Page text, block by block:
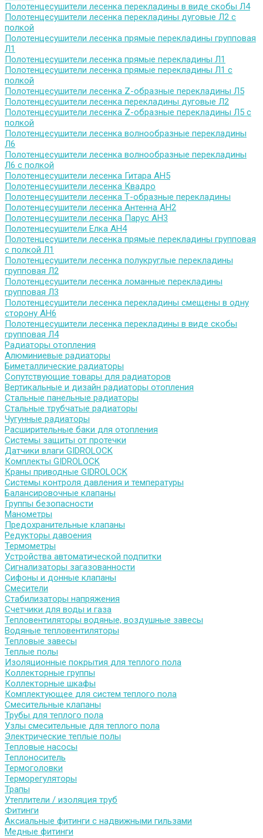
Полотенцесушители лесенка перекладины в виде скобы Л4
Полотенцесушители лесенка перекладины дуговые Л2 с
полкой
Полотенцесушители лесенка прямые перекладины групповая
Л1
Полотенцесушители лесенка прямые перекладины Л1
Полотенцесушители лесенка прямые перекладины Л1 с
полкой
Полотенцесушители лесенка Z-образные перекладины Л5
Полотенцесушители лесенка перекладины дуговые Л2
Полотенцесушители лесенка Z-образные перекладины Л5 с
полкой
Полотенцесушители лесенка волнообразные перекладины
Л6
Полотенцесушители лесенка волнообразные перекладины
Л6 с полкой
Полотенцесушители лесенка Гитара АН5
Полотенцесушители лесенка Квадро
Полотенцесушители лесенка Т-образные перекладины
Полотенцесушители лесенка Антенна АН2
Полотенцесушители лесенка Парус АН3
Полотенцесушители Елка АН4
Полотенцесушители лесенка прямые перекладины групповая
с полкой Л1
Полотенцесушители лесенка полукруглые перекладины
групповая Л2
Полотенцесушители лесенка ломанные перекладины
групповая Л3
Полотенцесушители лесенка перекладины смещены в одну
сторону АН6
Полотенцесушители лесенка перекладины в виде скобы
групповая Л4
Радиаторы отопления
Алюминиевые радиаторы
Биметаллические радиаторы
Сопутствующие товары для радиаторов
Вертикальные и дизайн радиаторы отопления
Стальные панельные радиаторы
Стальные трубчатые радиаторы
Чугунные радиаторы
Расширительные баки для отопления
Системы защиты от протечки
Датчики влаги GIDROLOCK
Комплекты GIDROLOCK
Краны приводные GIDROLOCK
Системы контроля давления и температуры
Балансировочные клапаны
Группы безопасности
Манометры
Предохранительные клапаны
Редукторы давоения
Термометры
Устройства автоматической подпитки
Сигнализаторы загазованности
Сифоны и донные клапаны
Смесители
Стабилизаторы напряжения
Счетчики для воды и газа
Тепловентиляторы водяные, воздушные завесы
Водяные тепловентиляторы
Тепловые завесы
Теплые полы
Изоляционные покрытия для теплого пола
Коллекторные группы
Коллекторные шкафы
Комплектующее для систем теплого пола
Смесительные клапаны
Трубы для теплого пола
Узлы смесительные для теплого пола
Электрические теплые полы
Тепловые насосы
Теплоноситель
Термоголовки
Терморегуляторы
Трапы
Утеплители / изоляция труб
Фитинги
Аксиальные фитинги с надвижными гильзами
Медные фитинги